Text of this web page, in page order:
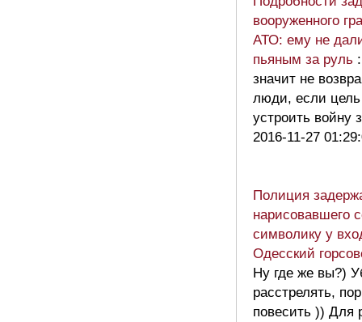
вооруженного
АТО: ему не
пьяным за руль
значит не
люди, если цель
устроить войну
2016-11-27
Полиция
нарисовавшего
символику у
Одесский
Ну где же вы?)
расстрелять,
повесить )) Для